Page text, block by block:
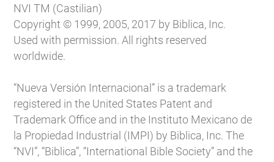
NVI TM (Castilian)
Copyright © 1999, 2005, 2017 by Biblica, Inc.
Used with permission. All rights reserved
worldwide.
“Nueva Versión Internacional” is a trademark
registered in the United States Patent and
Trademark Office and in the Instituto Mexicano de
la Propiedad Industrial (IMPI) by Biblica, Inc. The
“NVI”, “Biblica”, “International Bible Society” and the